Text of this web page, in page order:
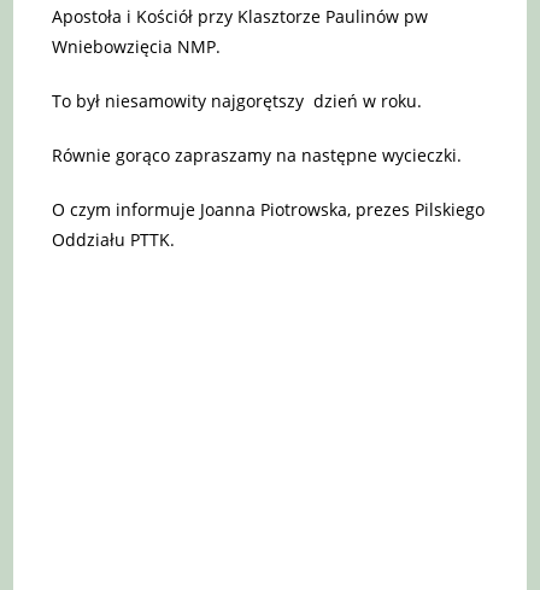
Apostoła i Kościół przy Klasztorze Paulinów pw
Wniebowzięcia NMP.
To był niesamowity najgorętszy dzień w roku.
Równie gorąco zapraszamy na następne wycieczki.
O czym informuje Joanna Piotrowska, prezes Pilskiego
Oddziału PTTK.